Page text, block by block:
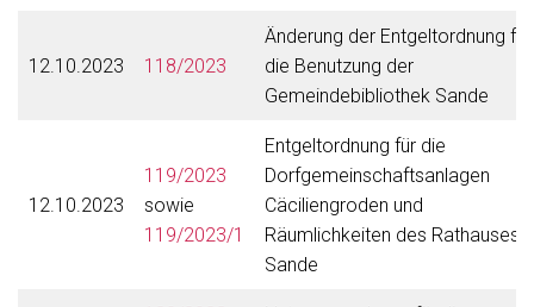
12.10.2023 118/2023
Änderung der Entgeltordnung für
die Benutzung der
Gemeindebibliothek Sande
12.10.2023
119/2023
sowie
119/2023/1
Entgeltordnung für die
Dorfgemeinschaftsanlagen
Cäciliengroden und
Räumlichkeiten des Rathauses
Sande